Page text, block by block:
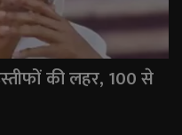
की लहर, 100 से